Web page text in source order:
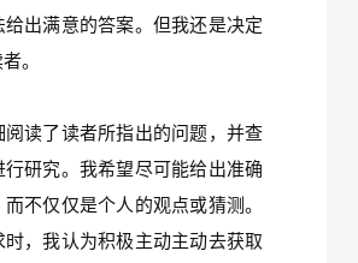
出满意的答案。但我还是决定
。
阅读了读者所指出的问题，并查
研究。我希望尽可能给出准确
不仅仅是个人的观点或猜测。
，我认为积极主动主动去获取